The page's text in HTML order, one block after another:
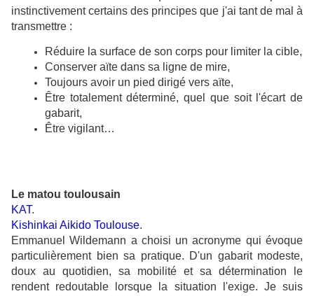
instinctivement certains des principes que j'ai tant de mal à
transmettre :
Réduire la surface de son corps pour limiter la cible,
Conserver aïte dans sa ligne de mire,
Toujours avoir un pied dirigé vers aïte,
Être totalement déterminé, quel que soit l'écart de
gabarit,
Être vigilant…
Le matou toulousain
KAT.
Kishinkai Aikido Toulouse.
Emmanuel Wildemann a choisi un acronyme qui évoque
particulièrement bien sa pratique. D'un gabarit modeste,
doux au quotidien, sa mobilité et sa détermination le
rendent redoutable lorsque la situation l'exige. Je suis